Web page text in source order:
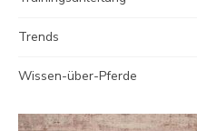
Trends
Wissen-über-Pferde